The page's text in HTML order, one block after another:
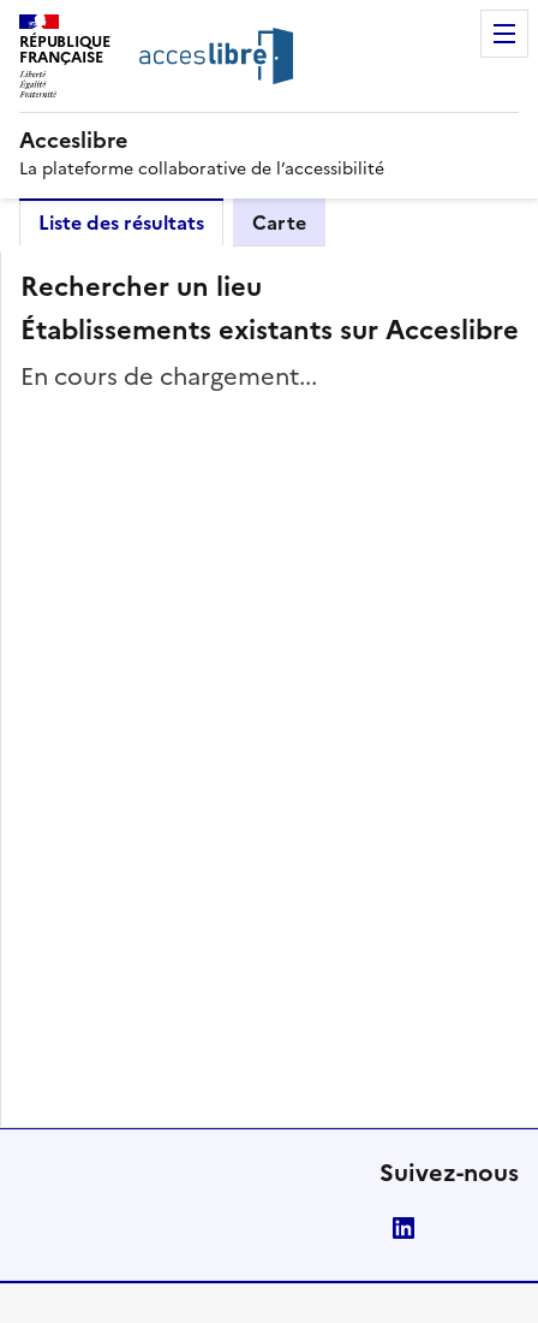
RÉPUBLIQUE
FRANÇAISE
Acceslibre
La plateforme collaborative de l’accessibilité
Liste des résultats Carte
Rechercher un lieu
Établissements existants sur Acceslibre
En cours de chargement...
Suivez-nous